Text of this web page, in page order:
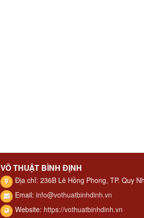
VÕ THUẬT BÌNH ĐỊNH
Địa chỉ: 236B Lê Hồng Phong, TP. Quy
Email: info@vothuatbinhdinh.vn
Website: https://vothuatbinhdinh.vn